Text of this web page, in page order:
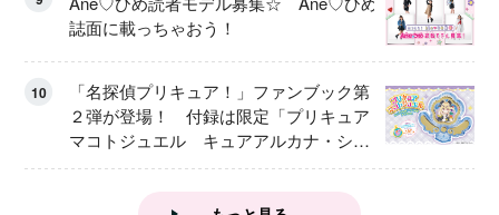
誌面に載っちゃおう！
10
「名探偵プリキュア！」ファンブック第
２弾が登場！ 付録は限定「プリキュア
マコトジュエル キュアアルカナ・シャ
ドウ アイスver.」 キュアエクレールを